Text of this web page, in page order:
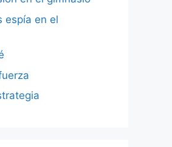
espía en el